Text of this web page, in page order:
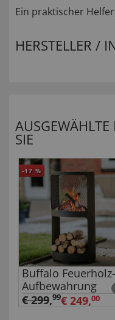
Ein praktischer
HERSTELLER /
SIE
-17 %
Buffalo Feuerholz-
Aufbewahrung
€ 299,99€ 249,00